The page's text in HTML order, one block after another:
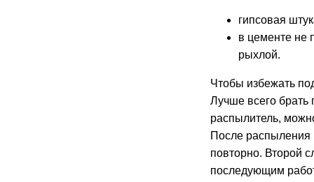
гипсовая
в цементе не
рыхлой.
Чтобы избежать
Лучше всего брать
распылитель,
После распыления
повторно. Второй
последующим